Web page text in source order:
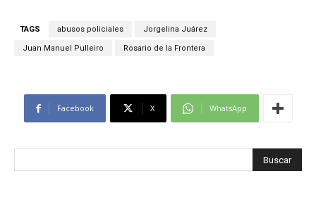
TAGS abusos policiales Jorgelina Juárez
Juan Manuel Pulleiro Rosario de la Frontera
Facebook X WhatsApp